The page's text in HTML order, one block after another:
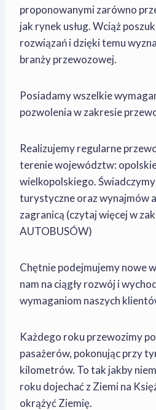
proponowanymi zarówno
jak rynek usług. Wciąż
rozwiązań i dzięki temu
branży przewozowej.
Posiadamy wszelkie
pozwolenia w zakresie
Realizujemy regularne
terenie województw:
wielkopolskiego.
turystyczne oraz wynajmów
zagranicą (czytaj więcej w
AUTOBUSÓW)
Chętnie podejmujemy nowe
nam na ciągły rozwój i
wymaganiom naszych
Każdego roku przewozimy
pasażerów, pokonując przy
kilometrów. To tak jakby
roku dojechać z Ziemi na
okrążyć Ziemię.